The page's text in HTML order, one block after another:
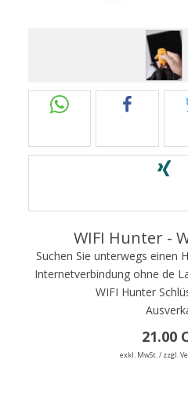
WIFI Hunter -
Suchen Sie unterwegs einen
Internetverbindung ohne de
WIFI Hunter
21.00
exkl. MwSt. / zzgl.